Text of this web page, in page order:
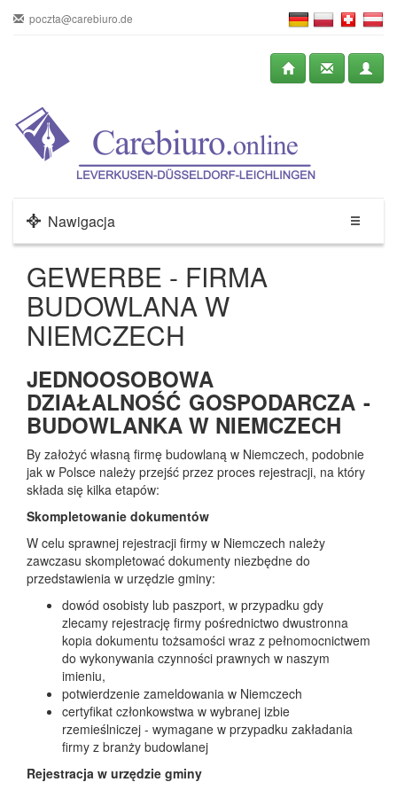
poczta@carebiuro.de
Nawigacja
GEWERBE - FIRMA
BUDOWLANA W
NIEMCZECH
JEDNOOSOBOWA
DZIAŁALNOŚĆ GOSPODARCZA -
BUDOWLANKA W NIEMCZECH
By założyć własną firmę budowlaną w Niemczech, podobnie
jak w Polsce należy przejść przez proces rejestracji, na który
składa się kilka etapów:
Skompletowanie dokumentów
W celu sprawnej rejestracji firmy w Niemczech należy
zawczasu skompletować dokumenty niezbędne do
przedstawienia w urzędzie gminy:
dowód osobisty lub paszport, w przypadku gdy
zlecamy rejestrację firmy pośrednictwo dwustronna
kopia dokumentu tożsamości wraz z pełnomocnictwem
do wykonywania czynności prawnych w naszym
imieniu,
potwierdzenie zameldowania w Niemczech
certyfikat członkowstwa w wybranej izbie
rzemieślniczej - wymagane w przypadku zakładania
firmy z branży budowlanej
Rejestracja w urzędzie gminy